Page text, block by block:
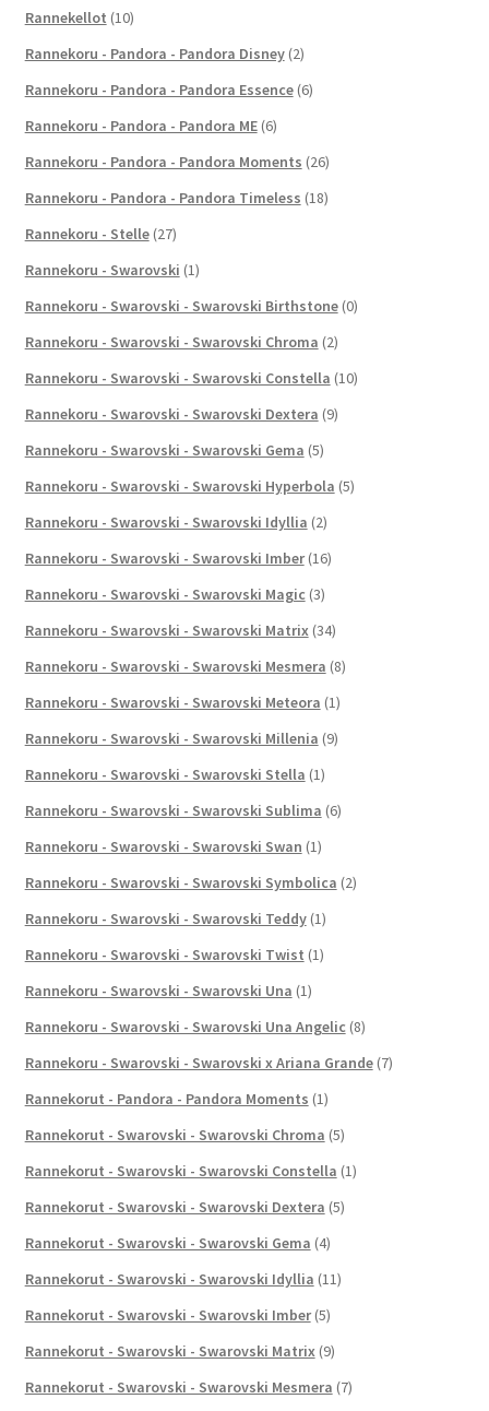
Rannekellot (10)
Rannekoru - Pandora - Pandora Disney (2)
Rannekoru - Pandora - Pandora Essence (6)
Rannekoru - Pandora - Pandora ME (6)
Rannekoru - Pandora - Pandora Moments (26)
Rannekoru - Pandora - Pandora Timeless (18)
Rannekoru - Stelle (27)
Rannekoru - Swarovski (1)
Rannekoru - Swarovski - Swarovski Birthstone (0)
Rannekoru - Swarovski - Swarovski Chroma (2)
Rannekoru - Swarovski - Swarovski Constella (10)
Rannekoru - Swarovski - Swarovski Dextera (9)
Rannekoru - Swarovski - Swarovski Gema (5)
Rannekoru - Swarovski - Swarovski Hyperbola (5)
Rannekoru - Swarovski - Swarovski Idyllia (2)
Rannekoru - Swarovski - Swarovski Imber (16)
Rannekoru - Swarovski - Swarovski Magic (3)
Rannekoru - Swarovski - Swarovski Matrix (34)
Rannekoru - Swarovski - Swarovski Mesmera (8)
Rannekoru - Swarovski - Swarovski Meteora (1)
Rannekoru - Swarovski - Swarovski Millenia (9)
Rannekoru - Swarovski - Swarovski Stella (1)
Rannekoru - Swarovski - Swarovski Sublima (6)
Rannekoru - Swarovski - Swarovski Swan (1)
Rannekoru - Swarovski - Swarovski Symbolica (2)
Rannekoru - Swarovski - Swarovski Teddy (1)
Rannekoru - Swarovski - Swarovski Twist (1)
Rannekoru - Swarovski - Swarovski Una (1)
Rannekoru - Swarovski - Swarovski Una Angelic (8)
Rannekoru - Swarovski - Swarovski x Ariana Grande (7)
Rannekorut - Pandora - Pandora Moments (1)
Rannekorut - Swarovski - Swarovski Chroma (5)
Rannekorut - Swarovski - Swarovski Constella (1)
Rannekorut - Swarovski - Swarovski Dextera (5)
Rannekorut - Swarovski - Swarovski Gema (4)
Rannekorut - Swarovski - Swarovski Idyllia (11)
Rannekorut - Swarovski - Swarovski Imber (5)
Rannekorut - Swarovski - Swarovski Matrix (9)
Rannekorut - Swarovski - Swarovski Mesmera (7)